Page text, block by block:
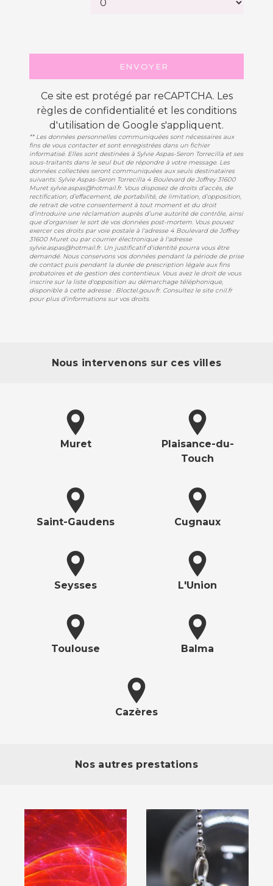
ENVOYER
Ce site est protégé par reCAPTCHA. Les
règles de confidentialité et les conditions
d'utilisation de Google s'appliquent.
** Les données personnelles communiquées sont nécessaires aux
fins de vous contacter et sont enregistrées dans un fichier
informatisé. Elles sont destinées à Sylvie Aspas-Seron Torrecilla et ses
sous-traitants dans le seul but de répondre à votre message. Les
données collectées seront communiquées aux seuls destinataires
suivants: Sylvie Aspas-Seron Torrecilla 4 Boulevard de Joffrey 31600
Muret sylvie.aspas@hotmail.fr. Vous disposez de droits d’accès, de
rectification, d’effacement, de portabilité, de limitation, d’opposition,
de retrait de votre consentement à tout moment et du droit
d’introduire une réclamation auprès d’une autorité de contrôle, ainsi
que d’organiser le sort de vos données post-mortem. Vous pouvez
exercer ces droits par voie postale à l'adresse 4 Boulevard de Joffrey
31600 Muret ou par courrier électronique à l'adresse
sylvie.aspas@hotmail.fr. Un justificatif d'identité pourra vous être
demandé. Nous conservons vos données pendant la période de prise
de contact puis pendant la durée de prescription légale aux fins
probatoires et de gestion des contentieux. Vous avez le droit de vous
inscrire sur la liste d'opposition au démarchage téléphonique,
disponible à cette adresse : Bloctel.gouv.fr. Consultez le site cnil.fr
pour plus d’informations sur vos droits.
Nous intervenons sur ces villes
Muret
Plaisance-du-
Touch
Saint-Gaudens Cugnaux
Seysses L'Union
Toulouse Balma
Cazères
Nos autres prestations